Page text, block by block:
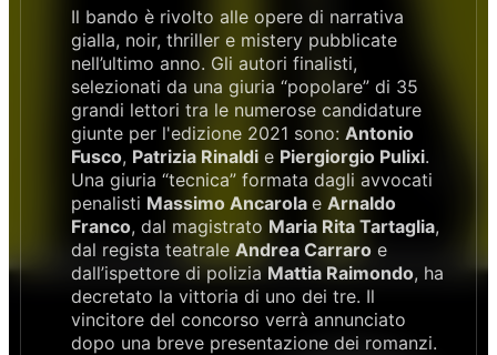
Il bando è rivolto alle opere di narrativa
gialla, noir, thriller e mistery pubblicate
nell’ultimo anno. Gli autori finalisti,
selezionati da una giuria “popolare” di 35
grandi lettori tra le numerose candidature
giunte per l'edizione 2021 sono: Antonio
Fusco, Patrizia Rinaldi e Piergiorgio Pulixi.
Una giuria “tecnica” formata dagli avvocati
penalisti Massimo Ancarola e Arnaldo
Franco, dal magistrato Maria Rita Tartaglia,
dal regista teatrale Andrea Carraro e
dall’ispettore di polizia Mattia Raimondo, ha
decretato la vittoria di uno dei tre. Il
vincitore del concorso verrà annunciato
dopo una breve presentazione dei romanzi.